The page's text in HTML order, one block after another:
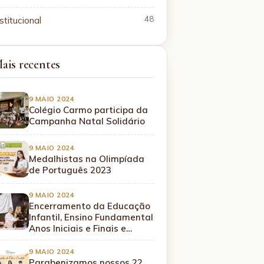
48
recentes
9 MAIO 2024
Colégio Carmo participa da
Campanha Natal Solidário
9 MAIO 2024
Medalhistas na Olimpíada
de Português 2023
9 MAIO 2024
Encerramento da Educação
Infantil, Ensino Fundamental
Anos Iniciais e Finais e…
9 MAIO 2024